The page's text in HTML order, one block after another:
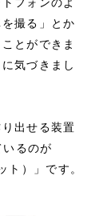
フォンのよ
撮る」とか
とができま
気づきまし
出せる装置
るのが
ト）」です。